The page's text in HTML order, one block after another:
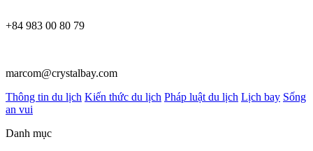
+84 983 00 80 79
marcom@crystalbay.com
Thông tin du lịch Kiến thức du lịch Pháp luật du lịch Lịch bay Sống
an vui
Danh mục